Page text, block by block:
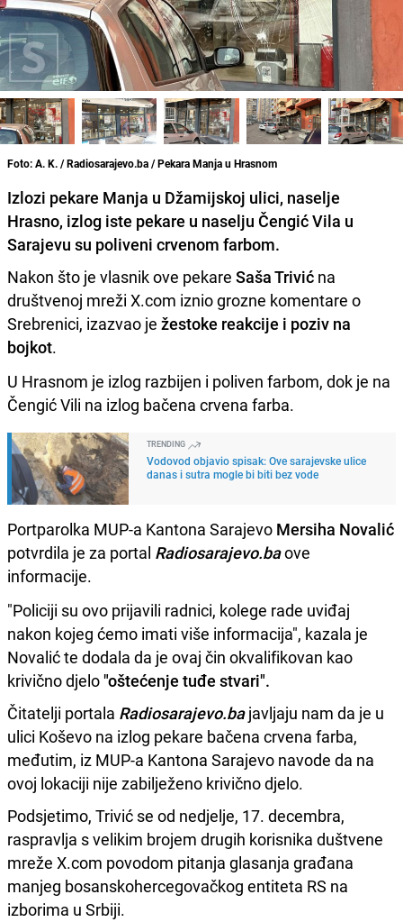
Foto: A. K. / Radiosarajevo.ba / Pekara Manja u Hrasnom
Izlozi pekare Manja u Džamijskoj ulici, naselje
Hrasno, izlog iste pekare u naselju Čengić Vila u
Sarajevu su poliveni crvenom farbom.
Nakon što je vlasnik ove pekare Saša Trivić na
društvenoj mreži X.com iznio grozne komentare o
Srebrenici, izazvao je žestoke reakcije i poziv na
bojkot.
U Hrasnom je izlog razbijen i poliven farbom, dok je na
Čengić Vili na izlog bačena crvena farba.
TRENDING
Vodovod objavio spisak: Ove sarajevske ulice
danas i sutra mogle bi biti bez vode
Portparolka MUP-a Kantona Sarajevo Mersiha Novalić
potvrdila je za portal Radiosarajevo.baove
informacije.
"Policiji su ovo prijavili radnici, kolege rade uviđaj
nakon kojeg ćemo imati više informacija", kazala je
Novalić te dodala da je ovaj čin okvalifikovan kao
krivično djelo"oštećenje tuđe stvari".
Čitatelji portala Radiosarajevo.bajavljaju nam da je u
ulici Koševo na izlog pekare bačena crvena farba,
međutim, iz MUP-a Kantona Sarajevo navode da na
ovoj lokaciji nije zabilježeno krivično djelo.
Podsjetimo, Trivić se od nedjelje, 17. decembra,
raspravlja s velikim brojem drugih korisnika duštvene
mreže X.com povodom pitanja glasanja građana
manjeg bosanskohercegovačkog entiteta RS na
izborima u Srbiji.